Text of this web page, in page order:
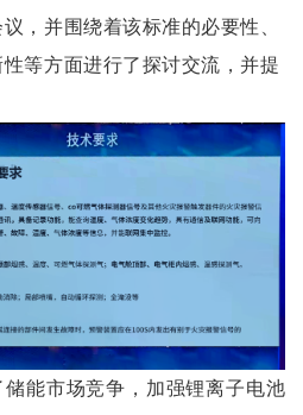
，并围绕着该标准的必要性、
等方面进行了探讨交流，并提
能市场竞争，加强锂离子电池